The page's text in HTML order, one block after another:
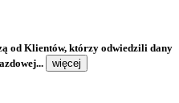
od Klientów, którzy odwiedzili dany
więcej